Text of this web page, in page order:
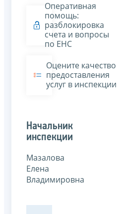
Оперативная
помощь:
разблокировка
счета и вопросы
по ЕНС
Оцените качество
предоставления
услуг в инспекции
Начальник
инспекции
Мазалова
Елена
Владимировна